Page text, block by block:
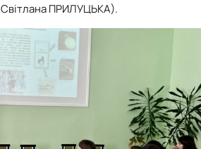
Світлана ПРИЛУЦЬКА).